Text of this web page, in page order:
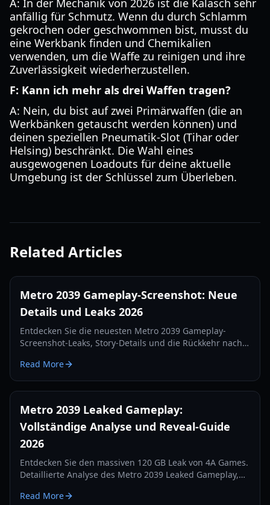
A: In der Mechanik von 2026 ist die Kalasch sehr
anfällig für Schmutz. Wenn du durch Schlamm
gekrochen oder geschwommen bist, musst du
eine Werkbank finden und Chemikalien
verwenden, um die Waffe zu reinigen und ihre
Zuverlässigkeit wiederherzustellen.
F: Kann ich mehr als drei Waffen tragen?
A: Nein, du bist auf zwei Primärwaffen (die an
Werkbänken getauscht werden können) und
deinen speziellen Pneumatik-Slot (Tihar oder
Helsing) beschränkt. Die Wahl eines
ausgewogenen Loadouts für deine aktuelle
Umgebung ist der Schlüssel zum Überleben.
Related Articles
Metro 2039 Gameplay-Screenshot: Neue
Details und Leaks 2026
Entdecken Sie die neuesten Metro 2039 Gameplay-
Screenshot-Leaks, Story-Details und die Rückkehr nach
Games im Jahr 2026 wissen.
Read More
Metro 2039 Leaked Gameplay:
Vollständige Analyse und Reveal-Guide
2026
Entdecken Sie den massiven 120 GB Leak von 4A Games.
Detaillierte Analyse des Metro 2039 Leaked Gameplay,
Unreal Engine 5.
Read More